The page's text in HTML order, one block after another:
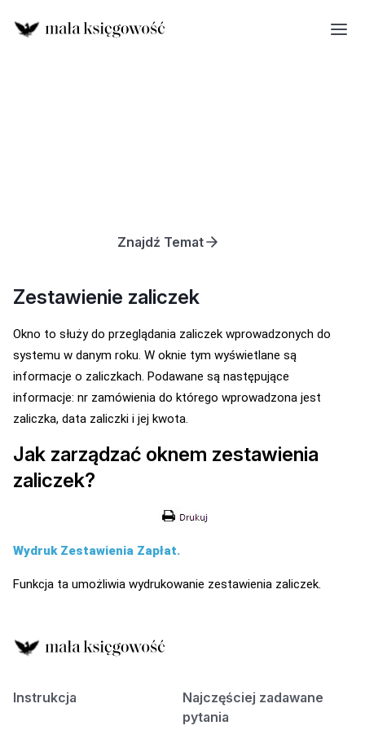
Znajdź Temat
Zestawienie zaliczek
Okno to służy do przeglądania zaliczek wprowadzonych do
systemu w danym roku. W oknie tym wyświetlane są
informacje o zaliczkach. Podawane są następujące
informacje: nr zamówienia do którego wprowadzona jest
zaliczka, data zaliczki i jej kwota.
Jak zarządzać oknem zestawienia
zaliczek?
Wydruk Zestawienia Zapłat.
Funkcja ta umożliwia wydrukowanie zestawienia zaliczek.
Instrukcja
Najczęściej zadawane
pytania